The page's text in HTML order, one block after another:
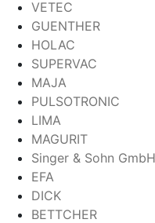
VETEC
GUENTHER
HOLAC
SUPERVAC
MAJA
PULSOTRONIC
LIMA
MAGURIT
Singer & Sohn GmbH
EFA
DICK
BETTCHER